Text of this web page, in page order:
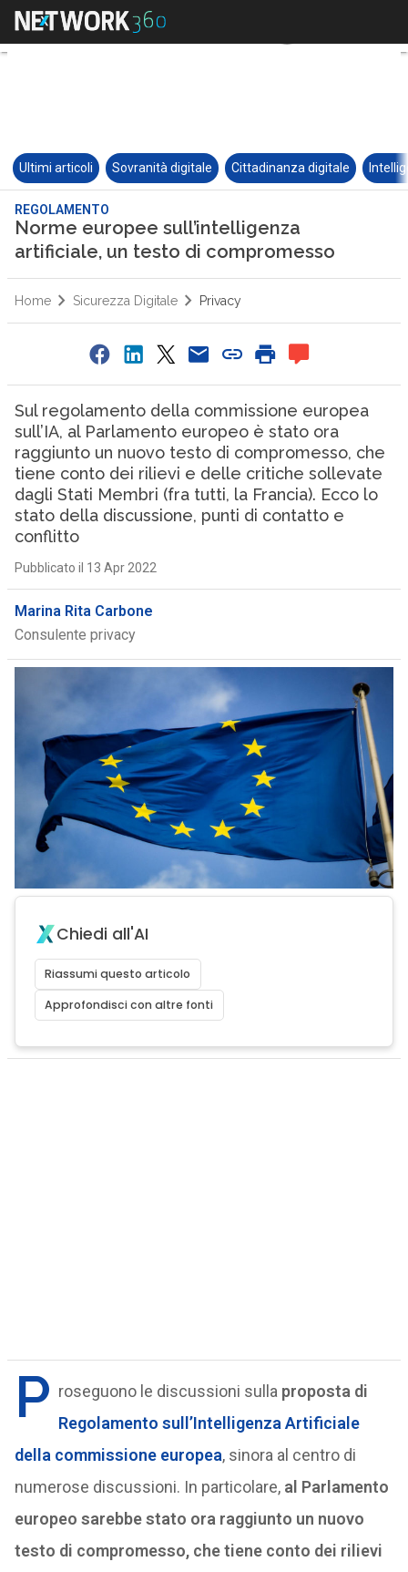
Ultimi articoli Sovranità digitale Cittadinanza digitale
REGOLAMENTO
Norme europee sull’intelligenza
artificiale, un testo di compromesso
Home Sicurezza Digitale Privacy
Sul regolamento della commissione europea
sull’IA, al Parlamento europeo è stato ora
raggiunto un nuovo testo di compromesso, che
tiene conto dei rilievi e delle critiche sollevate
dagli Stati Membri (fra tutti, la Francia). Ecco lo
stato della discussione, punti di contatto e
conflitto
Pubblicato il 13 Apr 2022
Marina Rita Carbone
Consulente privacy
Chiedi all'AI
Riassumi questo articolo
Approfondisci con altre fonti
P roseguono le discussioni sulla proposta di
Regolamento sull’Intelligenza Artificiale
della commissione europea, sinora al centro di
numerose discussioni. In particolare, al Parlamento
europeo sarebbe stato ora raggiunto un nuovo
testo di compromesso, che tiene conto dei rilievi